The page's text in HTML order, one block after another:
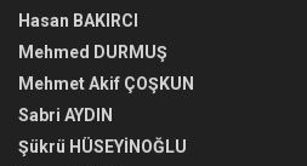
Hasan BAKIRCI
Mehmed DURMUŞ
Mehmet Akif ÇOŞKUN
Sabri AYDIN
Şükrü HÜSEYİNOĞLU